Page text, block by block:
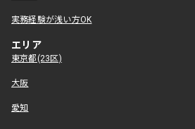
実務経験が浅い方OK
エリア
東京都(23区)
大阪
愛知